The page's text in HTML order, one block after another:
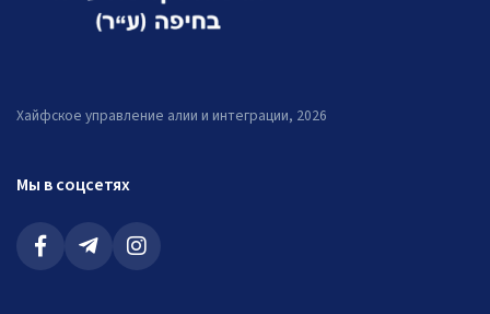
Хайфское управление алии и интеграции, 2026
Мы в соцсетях